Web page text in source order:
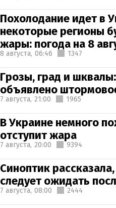
Похолодание идет в
некоторые регионы
жары: погода на 8
8 августа, 06:46 1347
Грозы, град и
объявлено
7 августа, 21:00 1965
В Украине немного
отступит жара
7 августа, 20:00 9394
Синоптик
следует ожидать
7 августа, 08:00 2444